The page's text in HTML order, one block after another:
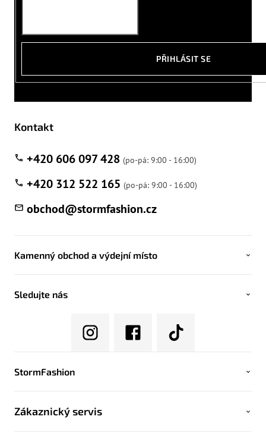
PŘIHLÁSIT SE
Kontakt
obchod@stormfashion.cz
+420 606 097 428
+420 312 522 165
Kamenný obchod a výdejní místo
Sledujte nás
StormFashion
Zákaznický servis